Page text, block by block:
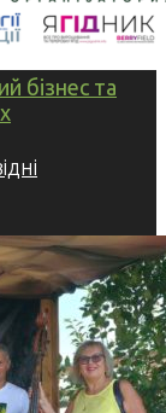
бізнес та